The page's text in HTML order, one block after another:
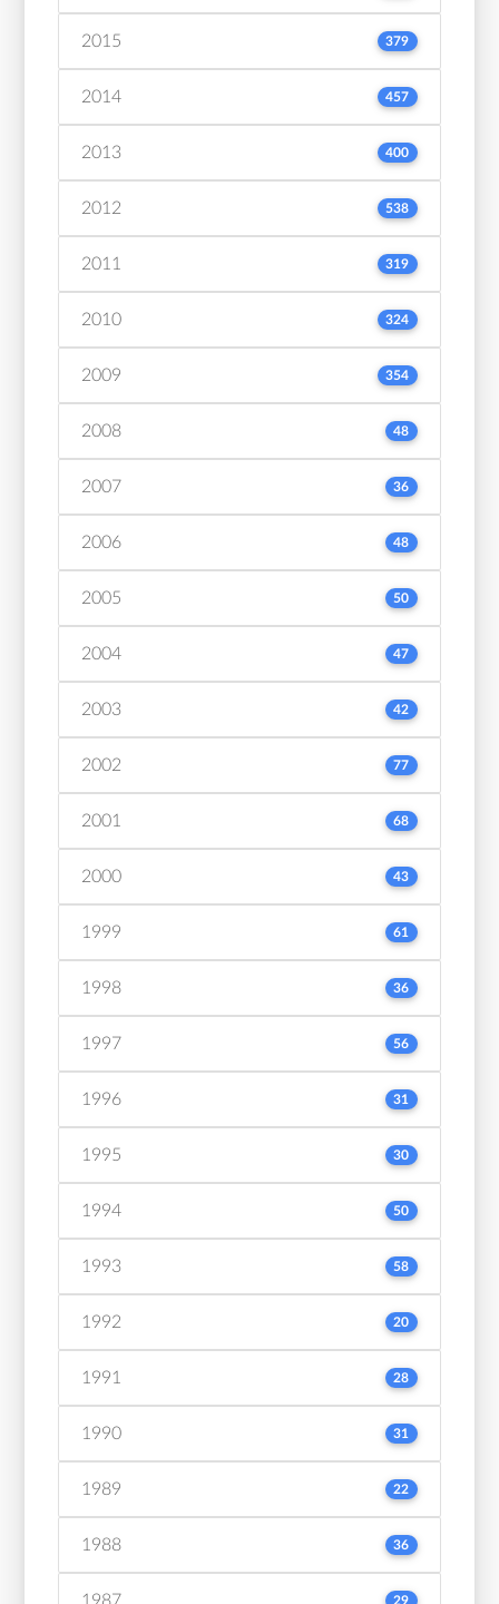
2015 379
2014 457
2013 400
2012 538
2011 319
2010 324
2009 354
2008 48
2007 36
2006 48
2005 50
2004 47
2003 42
2002 77
2001 68
2000 43
1999 61
1998 36
1997 56
1996 31
1995 30
1994 50
1993 58
1992 20
1991 28
1990 31
1989 22
1988 36
1987 29